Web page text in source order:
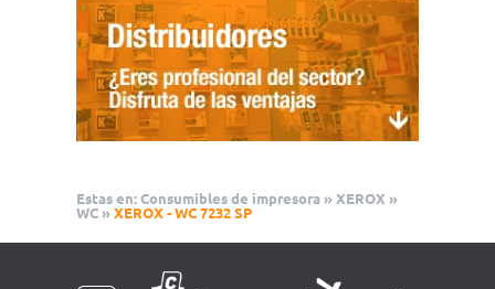
Estas en: Consumibles de impresora » XEROX »
WC » XEROX - WC 7232 SP